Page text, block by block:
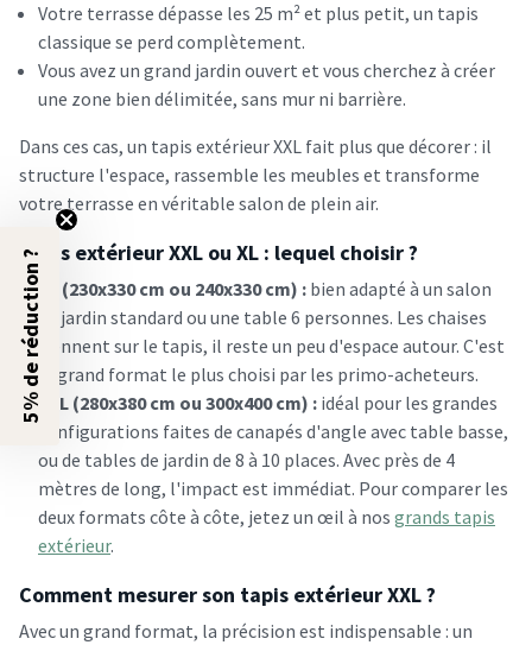
Votre terrasse dépasse les 25 m² et plus petit, un tapis
classique se perd complètement.
Vous avez un grand jardin ouvert et vous cherchez à créer
une zone bien délimitée, sans mur ni barrière.
Dans ces cas, un tapis extérieur XXL fait plus que décorer : il
structure l'espace, rassemble les meubles et transforme
votre terrasse en véritable salon de plein air.
Tapis extérieur XXL ou XL : lequel choisir ?
XL (230x330 cm ou 240x330 cm) : bien adapté à un salon
de jardin standard ou une table 6 personnes. Les chaises
tiennent sur le tapis, il reste un peu d'espace autour. C'est
le grand format le plus choisi par les primo-acheteurs.
XXL (280x380 cm ou 300x400 cm) : idéal pour les grandes
configurations faites de canapés d'angle avec table basse,
ou de tables de jardin de 8 à 10 places. Avec près de 4
mètres de long, l'impact est immédiat. Pour comparer les
deux formats côte à côte, jetez un œil à nos grands tapis
extérieur.
Comment mesurer son tapis extérieur XXL ?
Avec un grand format, la précision est indispensable : un
5% de réduction ?